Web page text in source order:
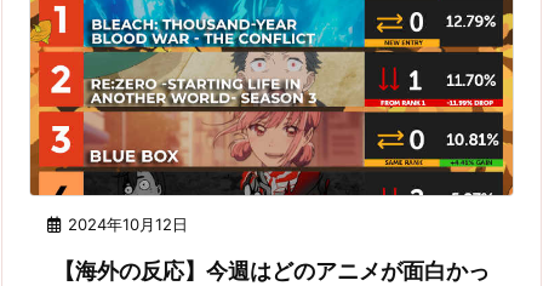
2024年10月12日
【海外の反応】今週はどのアニメが面白かっ